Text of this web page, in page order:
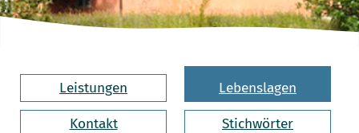
Leistungen Lebenslagen
Kontakt Stichwörter